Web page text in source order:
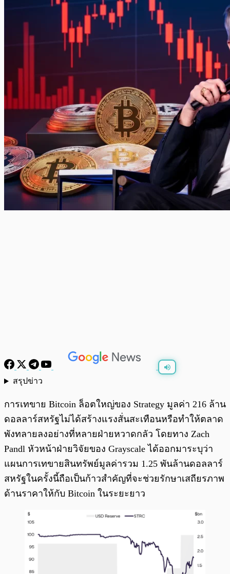
สรุปข่าว
การเทขาย Bitcoin ล็อตใหญ่ของ Strategy มูลค่า 216 ล้าน
ดอลลาร์สหรัฐไม่ได้สร้างแรงสั่นสะเทือนหรือทำให้ตลาด
พังทลายลงอย่างที่หลายฝ่ายหวาดกลัว โดยทาง Zach
Pandl หัวหน้าฝ่ายวิจัยของ Grayscale ได้ออกมาระบุว่า
แผนการเทขายสินทรัพย์มูลค่ารวม 1.25 พันล้านดอลลาร์
สหรัฐในครั้งนี้ถือเป็นก้าวสำคัญที่จะช่วยรักษาเสถียรภาพ
ด้านราคาให้กับ Bitcoin ในระยะยาว